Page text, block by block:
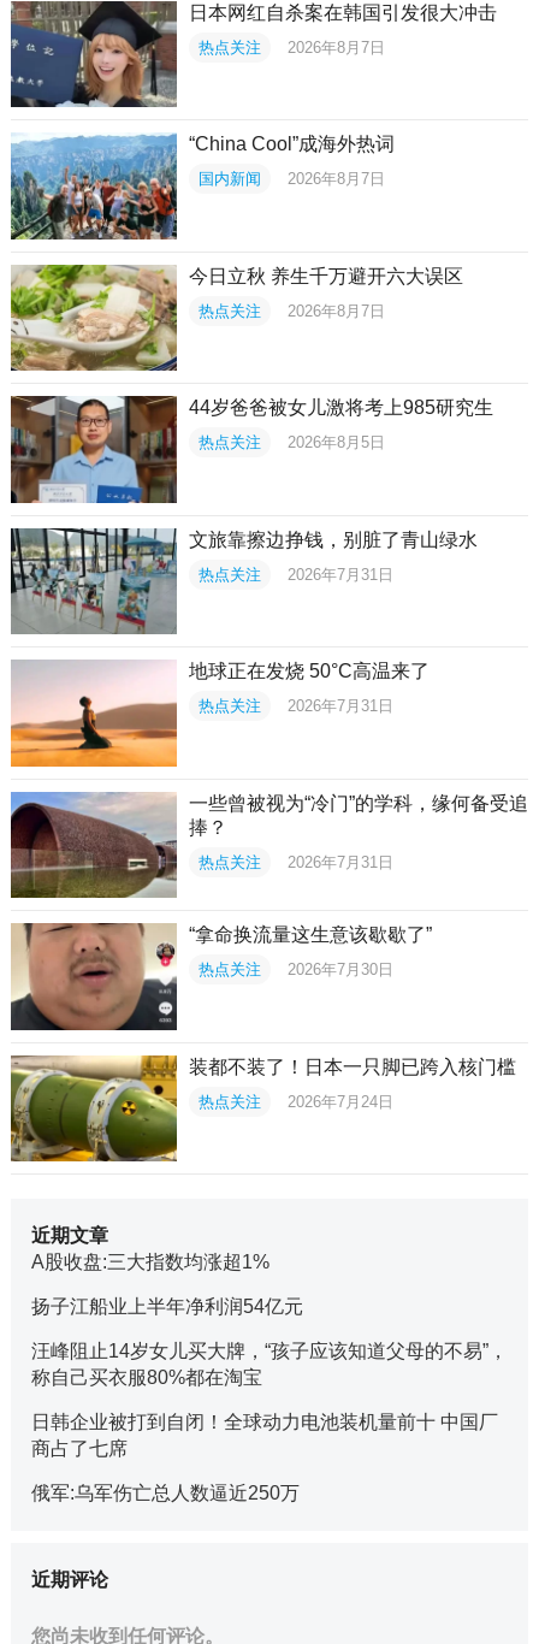
日本网红自杀案在韩国引发很大冲击
热点关注 2026年8月7日
“China Cool”成海外热词
国内新闻 2026年8月7日
今日立秋 养生千万避开六大误区
热点关注 2026年8月7日
44岁爸爸被女儿激将考上985研究生
热点关注 2026年8月5日
文旅靠擦边挣钱，别脏了青山绿水
热点关注 2026年7月31日
地球正在发烧 50°C高温来了
热点关注 2026年7月31日
一些曾被视为“冷门”的学科，缘何备受追
捧？
热点关注 2026年7月31日
“拿命换流量这生意该歇歇了”
热点关注 2026年7月30日
装都不装了！日本一只脚已跨入核门槛
热点关注 2026年7月24日
近期文章
A股收盘:三大指数均涨超1%
扬子江船业上半年净利润54亿元
汪峰阻止14岁女儿买大牌，“孩子应该知道父母的不易”，
称自己买衣服80%都在淘宝
日韩企业被打到自闭！全球动力电池装机量前十 中国厂
商占了七席
俄军:乌军伤亡总人数逼近250万
近期评论
您尚未收到任何评论。